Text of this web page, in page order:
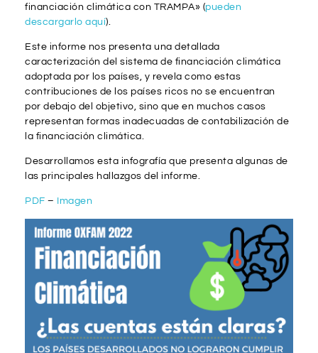
financiación climática con TRAMPA» (pueden
descargarlo aquí).
Este informe nos presenta una detallada
caracterización del sistema de financiación climática
adoptada por los países, y revela como estas
contribuciones de los países ricos no se encuentran
por debajo del objetivo, sino que en muchos casos
representan formas inadecuadas de contabilización de
la financiación climática.
Desarrollamos esta infografía que presenta algunas de
las principales hallazgos del informe.
PDF – Imagen